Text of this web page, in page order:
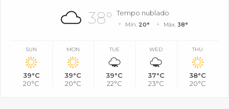
38° Tempo nublado
Mín. 20° Máx. 38°
SUN
39°C
20°C
MON
39°C
20°C
TUE
39°C
22°C
WED
37°C
23°C
THU
38°C
20°C